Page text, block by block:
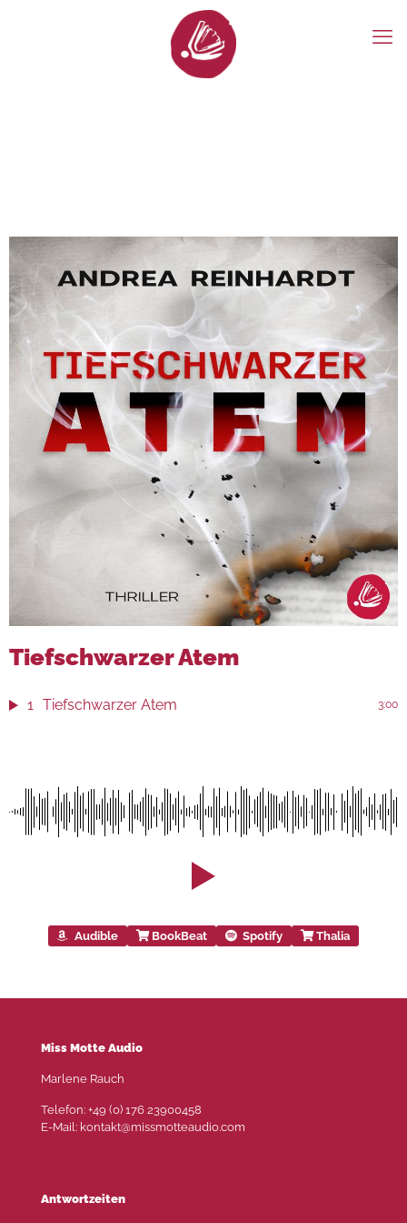
Tiefschwarzer Atem
1 Tiefschwarzer Atem 3:00
Audible BookBeat Spotify Thalia
Miss Motte Audio
Marlene Rauch
Telefon: +49 (0) 176 23900458
E-Mail: kontakt@missmotteaudio.com
Antwortzeiten